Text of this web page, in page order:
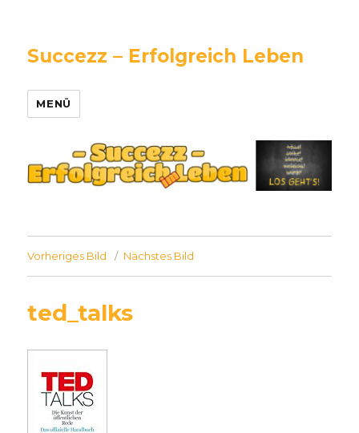
Succezz – Erfolgreich Leben
MENÜ
Vorheriges Bild Nächstes Bild
ted_talks